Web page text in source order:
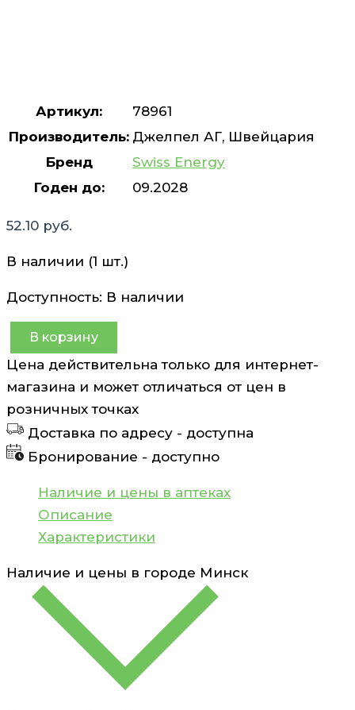
Артикул:
78961
Производитель: Джелпел АГ, Швейцария
Бренд
Swiss Energy
Годен до:
09.2028
52.10 руб.
В наличии (1 шт.)
Доступность: В наличии
Количество
товара
Свисс
Хелатное
железо
капсулы
длительным
высвобождением
веществ
Swiss
Energy
В корзину
Цена действительна только для интернет-
магазина и может отличаться от цен в
розничных точках
Доставка по адресу - доступна
Бронирование - доступно
Наличие и цены в аптеках
Описание
Характеристики
Наличие и цены в городе Минск